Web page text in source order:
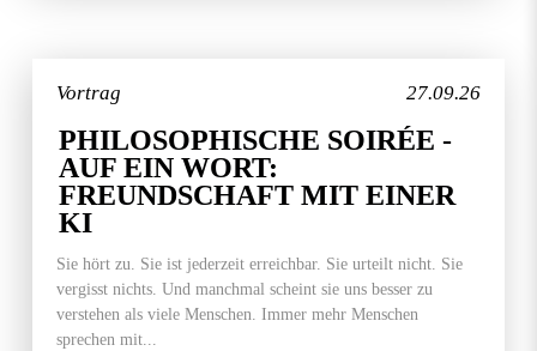
27.09.26
Vortrag
PHILOSOPHISCHE SOIRÉE -
AUF EIN WORT:
FREUNDSCHAFT MIT EINER
KI
Sie hört zu. Sie ist jederzeit erreichbar. Sie urteilt nicht. Sie
vergisst nichts. Und manchmal scheint sie uns besser zu
verstehen als viele Menschen. Immer mehr Menschen
sprechen mit...